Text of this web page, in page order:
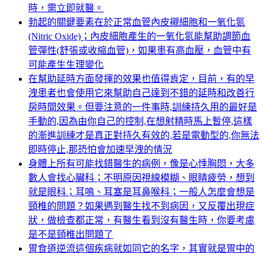
時，需立即就醫。
勃起的關鍵要素在於正常血管內皮襯細胞和一氧化氮
(Nitric Oxide)；內皮細胞產生的一氧化氮能幫助調節血
管彈性(舒張或收縮血管)，如果患有高血壓，血管中有
可能產生生理變化
在幫助延時方面發揮的效果也值得肯定，目前，有的早
洩患者也會使用它來幫助自己達到不錯的延時和改善行
房時間效果。但要注意的一件事時,訓練持久用的最好是
手動的,因為由你自己的控制,在想射精時馬上暫停,這樣
的漸進訓練才是真正對持久有效的,若是電動型的,你無法
即時停止,那恐怕會加速早洩的情況
身體上所有可能找錯醫生的病例，像是心悸胸悶，大多
數人會找心臟科；不明原因視線模糊、眼睛疲勞，想到
就是眼科；耳鳴、耳塞是耳鼻喉科；一般人怎麼會想是
頸椎的問題？如果遇到醫生找不到病因，又反覆出現症
狀，做檢查都正常，有醫生看到沒有醫生時，你要考慮
是不是頸椎出問題了
胃食道逆流這個疾病就如同它的名字，其實就是胃中的